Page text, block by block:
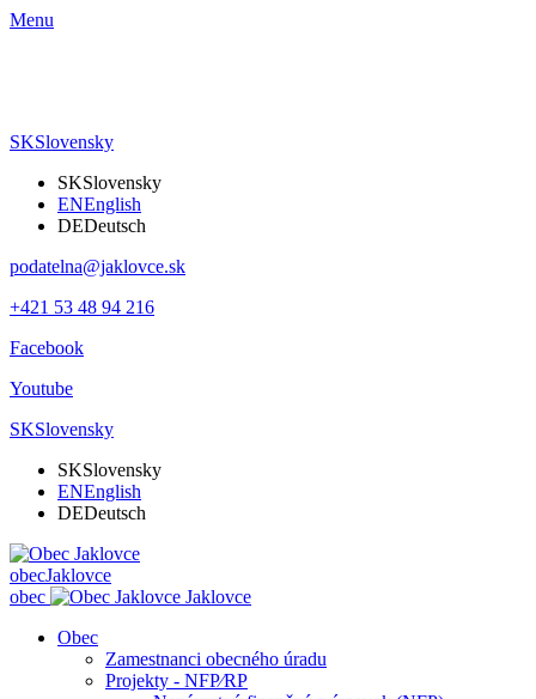
Menu
SKSlovensky
SKSlovensky
ENEnglish
DEDeutsch
podatelna@jaklovce.sk
+421 53 48 94 216
Facebook
Youtube
SKSlovensky
SKSlovensky
ENEnglish
DEDeutsch
obecJaklovce
obec
Jaklovce
Obec
Zamestnanci obecného úradu
Projekty - NFP⁄RP